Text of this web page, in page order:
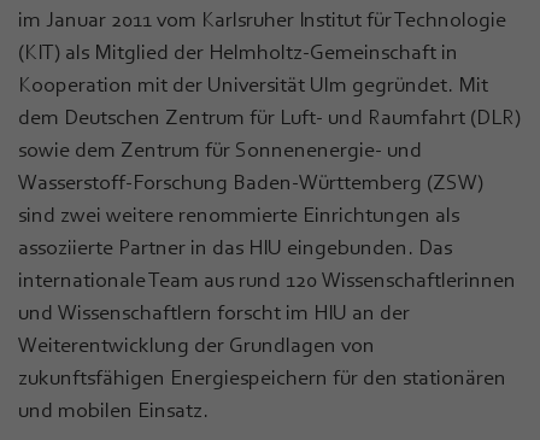
im Januar 2011 vom Karlsruher Institut für Technologie
(KIT) als Mitglied der Helmholtz-Gemeinschaft in
Kooperation mit der Universität Ulm gegründet. Mit
dem Deutschen Zentrum für Luft- und Raumfahrt (DLR)
sowie dem Zentrum für Sonnenenergie- und
Wasserstoff-Forschung Baden-Württemberg (ZSW)
sind zwei weitere renommierte Einrichtungen als
assoziierte Partner in das HIU eingebunden. Das
internationale Team aus rund 120 Wissenschaftlerinnen
und Wissenschaftlern forscht im HIU an der
Weiterentwicklung der Grundlagen von
zukunftsfähigen Energiespeichern für den stationären
und mobilen Einsatz.